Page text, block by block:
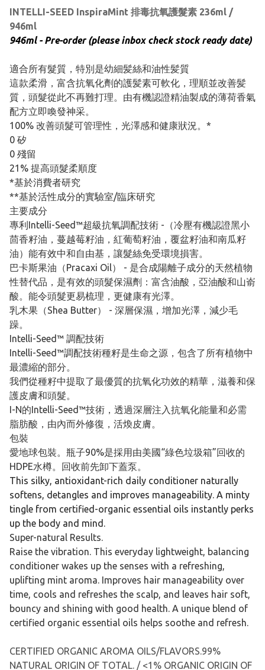
INTELLI-SEED InspiraMint 排毒抗氧護髮素 236ml /
946ml
946ml - Pre-order (please inbox check stock ready date)
適合所有髮質，特別是幼細髪絲和油性髪質
這款柔滑，富含抗氧化劑的護髪素可軟化，理順並改善髪
質，頭髮從此不再難打理。由有機認證精油製成的薄荷香氣
配方立即喚發神采。
100% 改善頭髮可管理性，光澤感和健康狀況。*
0 矽
0 殘留
21% 提高頭髮柔順度
*基於消費者研究
**基於活性成分的實驗室/臨床研究
主要成分
專利Intelli-Seed™超級抗氧調配技術 -（冷壓有機認證黑小
茴香籽油，蔓越莓籽油，紅葡萄籽油，覆盆籽油和南瓜籽
油）能有效中和自由基，讓髮絲免受環境損害。
巴卡斯果油（Pracaxi Oil） - 是合成陽離子成分的天然植物
性替代品，是有效的頭髮保濕劑：富含油酸，亞油酸和山嵛
酸。能令頭髮更易梳理，更健康有光澤。
乳木果（Shea Butter） - 深層保濕，增加光澤，減少毛
躁。
Intelli-Seed™ 調配技術
Intelli-Seed™調配技術種籽是生命之源，包含了所有植物中
最濃縮的部分。
我們從種籽中提取了最優質的抗氧化功效的精華，滋養和保
護皮膚和頭髮。
I-N的Intelli-Seed™技術，透過深層注入抗氧化能量和必需
脂肪酸，由內而外修復，活煥皮膚。
包裝
愛地球包裝。瓶子90%是採用由美國“綠色垃圾箱”回收的
HDPE水樽。回收前先卸下蓋泵。
This silky, antioxidant-rich daily conditioner naturally
softens, detangles and improves manageability. A minty
tingle from certified-organic essential oils instantly perks
up the body and mind.
Super-natural Results.
Raise the vibration. This everyday lightweight, balancing
conditioner wakes up the senses with a refreshing,
uplifting mint aroma. Improves hair manageability over
time, cools and refreshes the scalp, and leaves hair soft,
bouncy and shining with good health. A unique blend of
certified organic essential oils helps soothe and refresh.
CERTIFIED ORGANIC AROMA OILS/FLAVORS.99%
NATURAL ORIGIN OF TOTAL. / <1% ORGANIC ORIGIN OF